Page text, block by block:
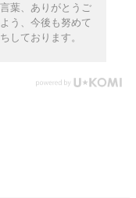
葉、ありがとうご
う、今後も努めて
しております。